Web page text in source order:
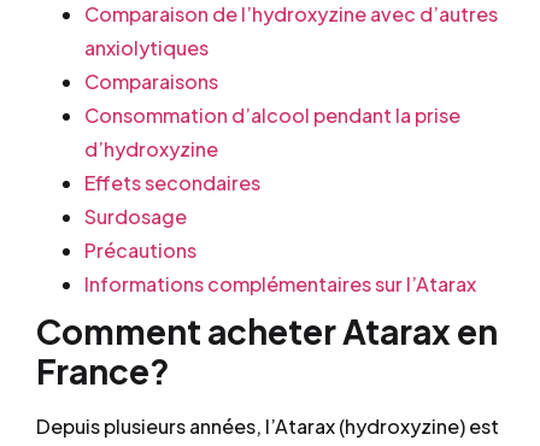
Comparaison de l’hydroxyzine avec d’autres
anxiolytiques
Comparaisons
Consommation d’alcool pendant la prise
d’hydroxyzine
Effets secondaires
Surdosage
Précautions
Informations complémentaires sur l’Atarax
Comment acheter Atarax en
France?
Depuis plusieurs années, l’Atarax (hydroxyzine) est